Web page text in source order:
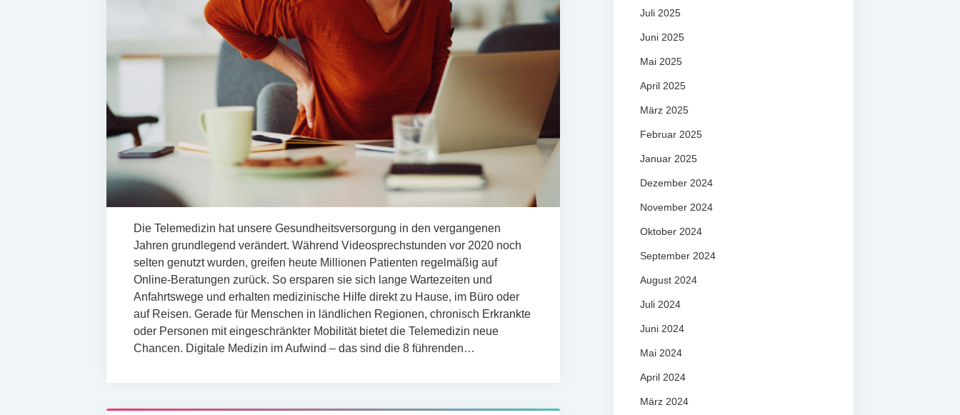
Die Telemedizin hat unsere Gesundheitsversorgung in den vergangenen
Jahren grundlegend verändert. Während Videosprechstunden vor 2020 noch
selten genutzt wurden, greifen heute Millionen Patienten regelmäßig auf
Online-Beratungen zurück. So ersparen sie sich lange Wartezeiten und
Anfahrtswege und erhalten medizinische Hilfe direkt zu Hause, im Büro oder
auf Reisen. Gerade für Menschen in ländlichen Regionen, chronisch Erkrankte
oder Personen mit eingeschränkter Mobilität bietet die Telemedizin neue
Chancen. Digitale Medizin im Aufwind – das sind die 8 führenden…
Juli 2025
Juni 2025
Mai 2025
April 2025
März 2025
Februar 2025
Januar 2025
Dezember 2024
November 2024
Oktober 2024
September 2024
August 2024
Juli 2024
Juni 2024
Mai 2024
April 2024
März 2024